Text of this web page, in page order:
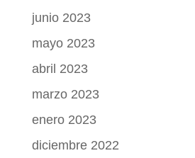
junio 2023
mayo 2023
abril 2023
marzo 2023
enero 2023
diciembre 2022